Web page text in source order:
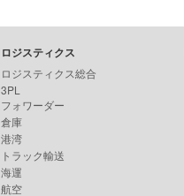
ロジスティクス
ロジスティクス総合
3PL
フォワーダー
倉庫
港湾
トラック輸送
海運
航空